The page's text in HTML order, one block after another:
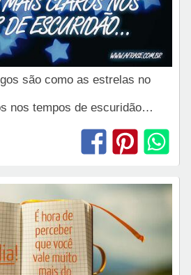
são como as estrelas no
nos tempos de escuridão…